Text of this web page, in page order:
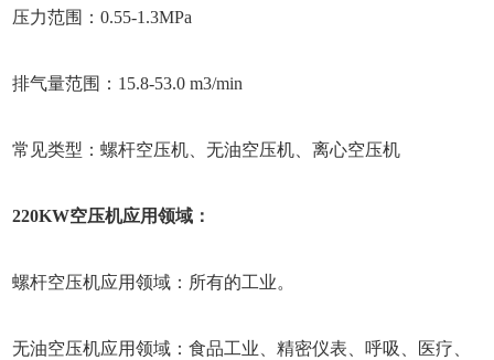
压力范围：0.55-1.3MPa
排气量范围：15.8-53.0 m3/min
常见类型：螺杆空压机、无油空压机、离心空压机
220KW空压机应用领域：
螺杆空压机应用领域：所有的工业。
无油空压机应用领域：食品工业、精密仪表、呼吸、医疗、